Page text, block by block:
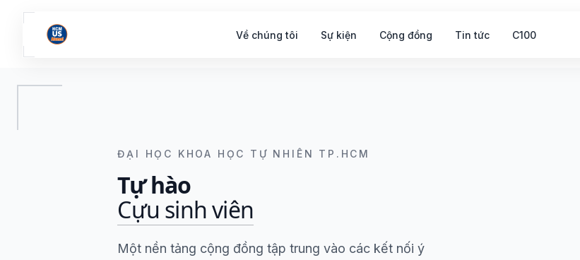
Về chúng tôi Sự kiện Cộng đồng Tin tức C100
ĐẠI HỌC KHOA HỌC TỰ NHIÊN TP.HCM
Tự hào
Cựu sinh viên
Một nền tảng cộng đồng tập trung vào các kết nối ý